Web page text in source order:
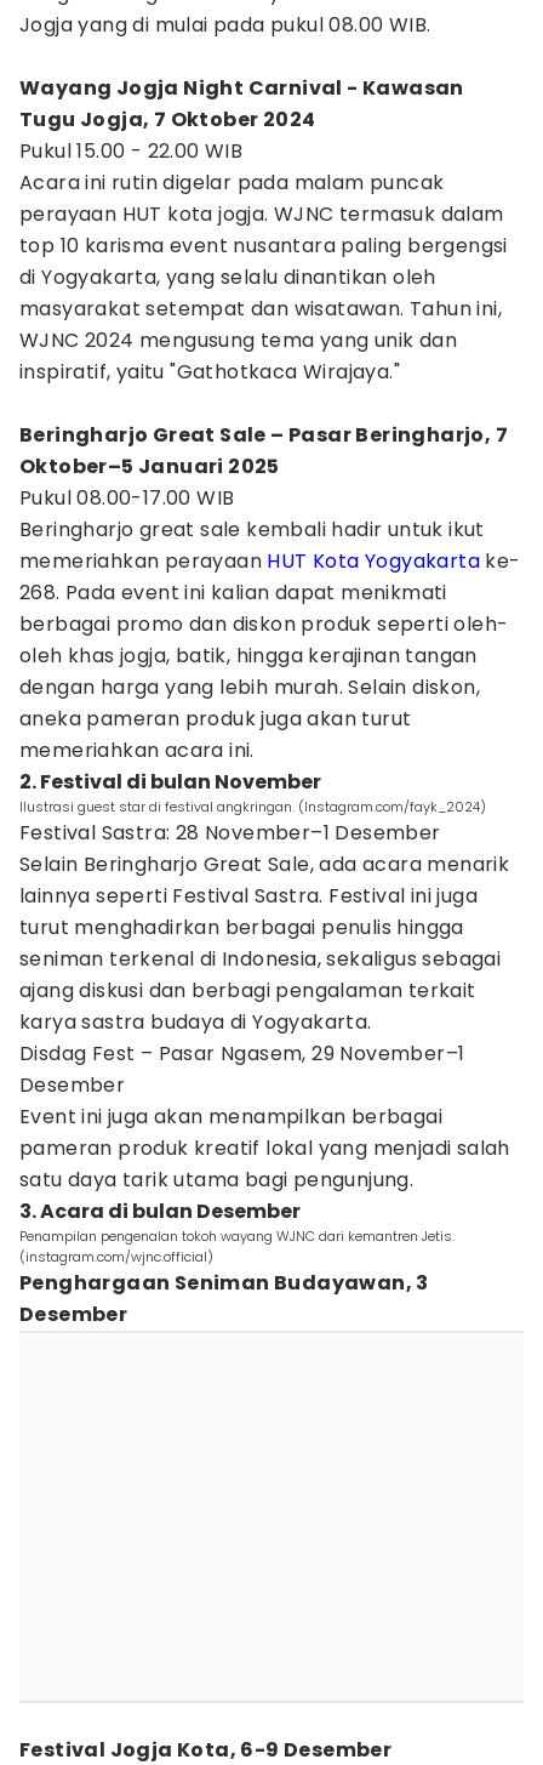
Jogja yang di mulai pada pukul 08.00 WIB.
Wayang Jogja Night Carnival - Kawasan
Tugu Jogja, 7 Oktober 2024
Pukul 15.00 - 22.00 WIB
Acara ini rutin digelar pada malam puncak
perayaan HUT kota jogja. WJNC termasuk dalam
top 10 karisma event nusantara paling bergengsi
di Yogyakarta, yang selalu dinantikan oleh
masyarakat setempat dan wisatawan. Tahun ini,
WJNC 2024 mengusung tema yang unik dan
inspiratif, yaitu "Gathotkaca Wirajaya."
Beringharjo Great Sale – Pasar Beringharjo, 7
Oktober–5 Januari 2025
Pukul 08.00-17.00 WIB
Beringharjo great sale kembali hadir untuk ikut
memeriahkan perayaan HUT Kota Yogyakarta ke-
268. Pada event ini kalian dapat menikmati
berbagai promo dan diskon produk seperti oleh-
oleh khas jogja, batik, hingga kerajinan tangan
dengan harga yang lebih murah. Selain diskon,
aneka pameran produk juga akan turut
memeriahkan acara ini.
2. Festival di bulan November
Ilustrasi guest star di festival angkringan. (Instagram.com/fayk_2024)
Festival Sastra: 28 November–1 Desember
Selain Beringharjo Great Sale, ada acara menarik
lainnya seperti Festival Sastra. Festival ini juga
turut menghadirkan berbagai penulis hingga
seniman terkenal di Indonesia, sekaligus sebagai
ajang diskusi dan berbagi pengalaman terkait
karya sastra budaya di Yogyakarta.
Disdag Fest – Pasar Ngasem, 29 November–1
Desember
Event ini juga akan menampilkan berbagai
pameran produk kreatif lokal yang menjadi salah
satu daya tarik utama bagi pengunjung.
3. Acara di bulan Desember
Penampilan pengenalan tokoh wayang WJNC dari kemantren Jetis.
(instagram.com/wjnc.official)
Penghargaan Seniman Budayawan, 3
Desember
Festival Jogja Kota, 6-9 Desember